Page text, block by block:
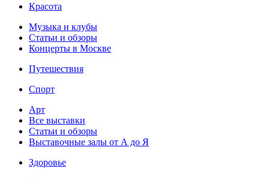
Красота
Музыка и клубы
Статьи и обзоры
Концерты в Москве
Путешествия
Спорт
Арт
Все выставки
Статьи и обзоры
Выставочные залы от А до Я
Здоровье